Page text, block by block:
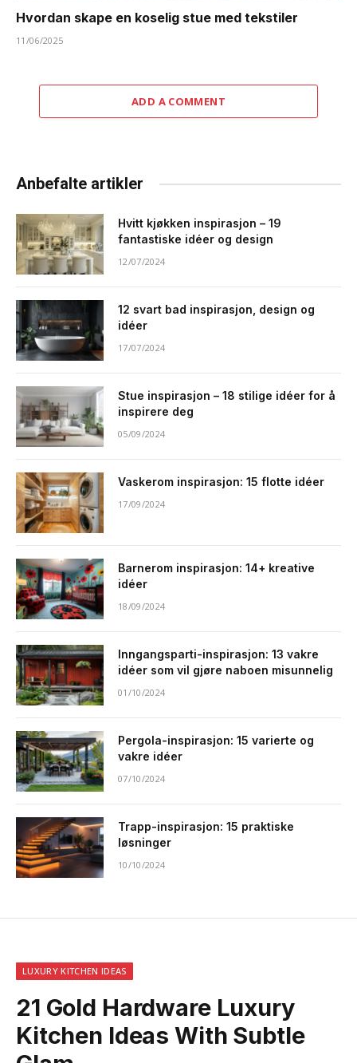
Hvordan skape en koselig stue med tekstiler
11/06/2025
ADD A COMMENT
Anbefalte artikler
Hvitt kjøkken inspirasjon – 19
fantastiske idéer og design
12/07/2024
12 svart bad inspirasjon, design og
idéer
17/07/2024
Stue inspirasjon – 18 stilige idéer for å
inspirere deg
05/09/2024
Vaskerom inspirasjon: 15 flotte idéer
17/09/2024
Barnerom inspirasjon: 14+ kreative
idéer
18/09/2024
Inngangsparti-inspirasjon: 13 vakre
idéer som vil gjøre naboen misunnelig
01/10/2024
Pergola-inspirasjon: 15 varierte og
vakre idéer
07/10/2024
Trapp-inspirasjon: 15 praktiske
løsninger
10/10/2024
LUXURY KITCHEN IDEAS
21 Gold Hardware Luxury
Kitchen Ideas With Subtle